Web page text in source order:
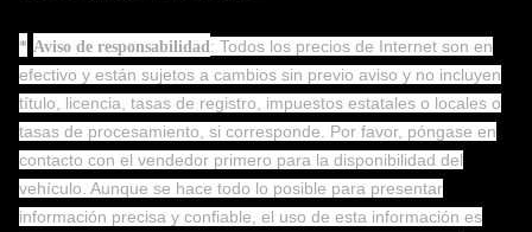
* Aviso de responsabilidad : Todos los precios de Internet son en
efectivo y están sujetos a cambios sin previo aviso y no incluyen
título, licencia, tasas de registro, impuestos estatales o locales o
tasas de procesamiento, si corresponde. Por favor, póngase en
contacto con el vendedor primero para la disponibilidad del
vehículo. Aunque se hace todo lo posible para presentar
información precisa y confiable, el uso de esta información es